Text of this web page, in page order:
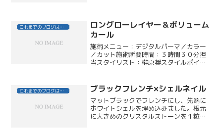
時間も...
これまでのブログはこちら
ロングローレイヤー＆ボリューム
カール
施術メニュー：デジタルパーマ／カラー
／カット施術所要時間：３時間３０分担
当スタイリスト：榊原奨スタイルポイン
インにアゴ下から鎖骨上にかけてレイヤ
ーを入れ、独立した段差を...
これまでのブログはこちら ブラックフレンチ×シェルネイル
マットブラックでフレンチにし、先端に
ホワイトシェルを埋め込みました。根元
に大きめのクリスタルストーンを１粒ず